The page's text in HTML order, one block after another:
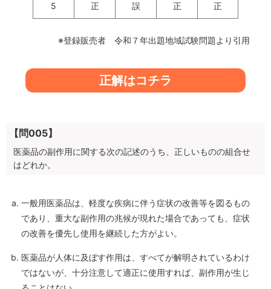
5 正 誤 正 正
※登録販売者 令和７年出題地域試験問題より引用
正解はコチラ
【問005】
医薬品の副作用に関する次の記述のうち、正しいものの組合せ
はどれか。
一般用医薬品は、軽度な疾病に伴う症状の改善等を図るもの
であり、重大な副作用の兆候が現れた場合であっても、症状
の改善を優先し使用を継続した方がよい。
医薬品が人体に及ぼす作用は、すべてが解明されているわけ
ではないが、十分注意して適正に使用すれば、副作用が生じ